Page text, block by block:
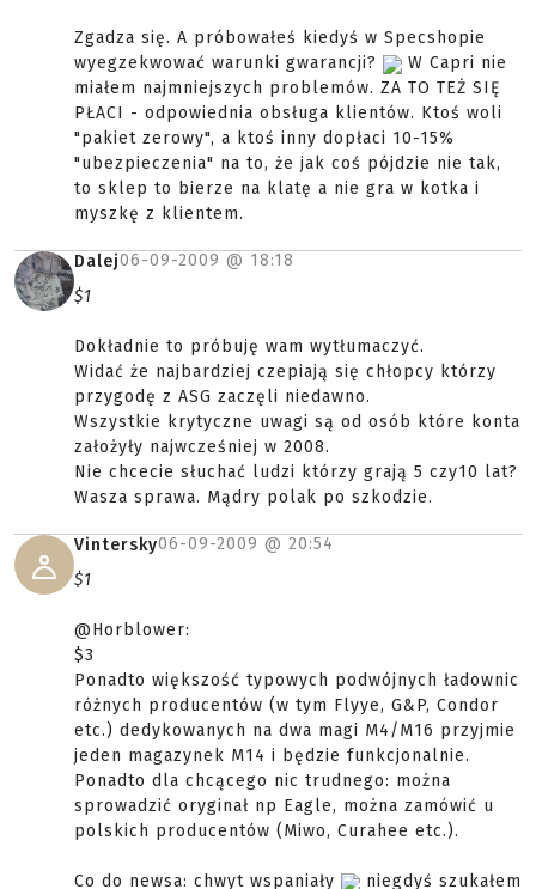
Zgadza się. A próbowałeś kiedyś w Specshopie
wyegzekwować warunki gwarancji?
W Capri nie
miałem najmniejszych problemów. ZA TO TEŻ SIĘ
PŁACI - odpowiednia obsługa klientów. Ktoś woli
"pakiet zerowy", a ktoś inny dopłaci 10-15%
"ubezpieczenia" na to, że jak coś pójdzie nie tak,
to sklep to bierze na klatę a nie gra w kotka i
myszkę z klientem.
Dalej06-09-2009 @ 18:18
$1
Dokładnie to próbuję wam wytłumaczyć.
Widać że najbardziej czepiają się chłopcy którzy
przygodę z ASG zaczęli niedawno.
Wszystkie krytyczne uwagi są od osób które konta
założyły najwcześniej w 2008.
Nie chcecie słuchać ludzi którzy grają 5 czy10 lat?
Wasza sprawa. Mądry polak po szkodzie.
Vintersky06-09-2009 @ 20:54
$1
@Horblower:
$3
Ponadto większość typowych podwójnych ładownic
różnych producentów (w tym Flyye, G&P, Condor
etc.) dedykowanych na dwa magi M4/M16 przyjmie
jeden magazynek M14 i będzie funkcjonalnie.
Ponadto dla chcącego nic trudnego: można
sprowadzić oryginał np Eagle, można zamówić u
polskich producentów (Miwo, Curahee etc.).
Co do newsa: chwyt wspaniały
niegdyś szukałem